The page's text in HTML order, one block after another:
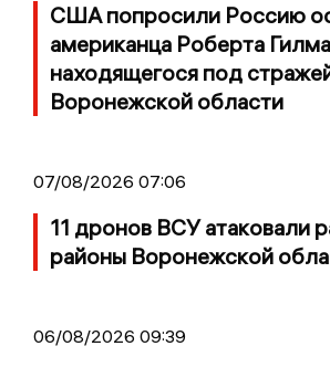
США попросили Россию
американца Роберта
находящегося под
Воронежской области
07/08/2026 07:06
11 дронов ВСУ атаковали
районы Воронежской
06/08/2026 09:39